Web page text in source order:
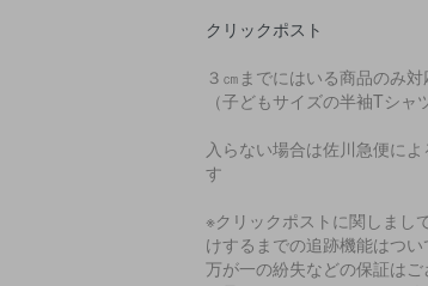
クリックポスト
３㎝までにはいる商品のみ対
（子どもサイズの半袖Tシャ
入らない場合は佐川急便に
す
※クリックポストに関しまし
けするまでの追跡機能はつい
万が一の紛失などの保証は